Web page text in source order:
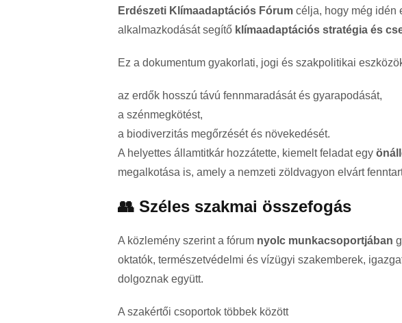
Erdészeti Klímaadaptációs Fórum célja, hogy még idén
alkalmazkodását segítő klímaadaptációs stratégia és
Ez a dokumentum gyakorlati, jogi és szakpolitikai
az erdők hosszú távú fennmaradását és gyarapodását,
a szénmegkötést,
a biodiverzitás megőrzését és növekedését.
A helyettes államtitkár hozzátette, kiemelt feladat egy
megalkotása is, amely a nemzeti zöldvagyon elvárt
👥 Széles szakmai összefogás
A közlemény szerint a fórum nyolc munkacsoportjában
oktatók, természetvédelmi és vízügyi szakemberek,
dolgoznak együtt.
A szakértői csoportok többek között